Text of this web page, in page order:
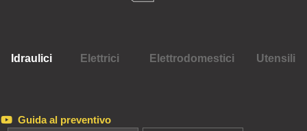
Idraulici Elettrici Elettrodomestici Utensili
Guida al preventivo